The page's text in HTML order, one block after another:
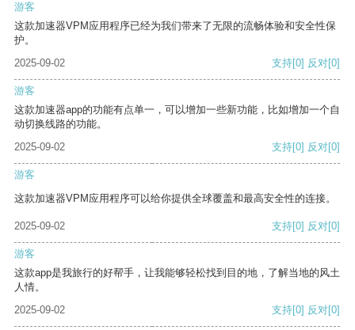
游客
这款加速器VPM应用程序已经为我们带来了无限的流畅体验和安全性保
护。
2025-09-02
支持[0] 反对[0]
游客
这款加速器app的功能有点单一，可以增加一些新功能，比如增加一个自
动切换线路的功能。
2025-09-02
支持[0] 反对[0]
游客
这款加速器VPM应用程序可以给你提供全球覆盖和最高安全性的连接。
2025-09-02 支持[0] 反对[0]
游客
这款app是我旅行的好帮手，让我能够轻松找到目的地，了解当地的风土
人情。
2025-09-02
支持[0] 反对[0]